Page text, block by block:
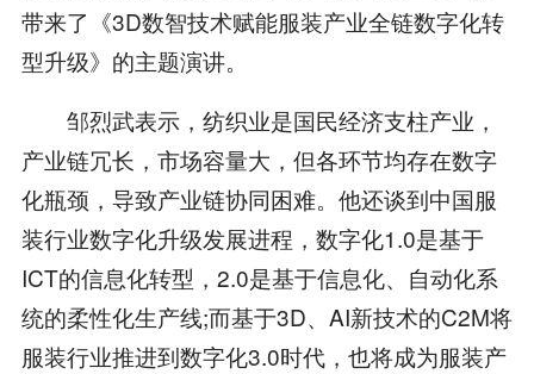
带来了《3D数智技术赋能服装产业全链数字化转
型升级》的主题演讲。
邹烈武表示，纺织业是国民经济支柱产业，
产业链冗长，市场容量大，但各环节均存在数字
化瓶颈，导致产业链协同困难。他还谈到中国服
装行业数字化升级发展进程，数字化1.0是基于
ICT的信息化转型，2.0是基于信息化、自动化系
统的柔性化生产线;而基于3D、AI新技术的C2M将
服装行业推进到数字化3.0时代，也将成为服装产